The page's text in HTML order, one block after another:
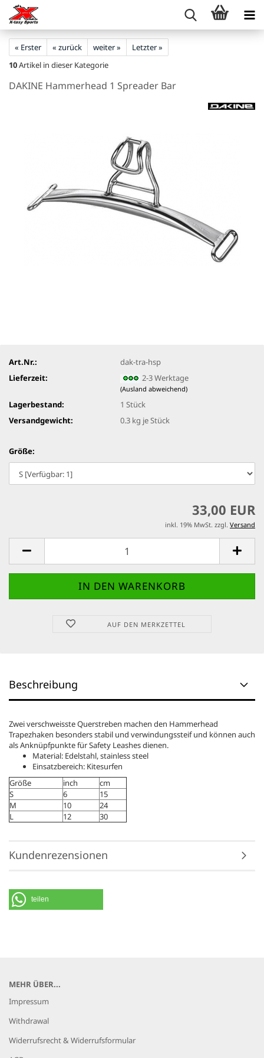
« Erster « zurück weiter »
Letzter »
10Artikel in dieser Kategorie
DAKINE Hammerhead 1 Spreader Bar
Art.Nr.:
dak-tra-hsp
Lieferzeit:
2-3 Werktage
(Ausland abweichend)
Lagerbestand: 1 Stück
Versandgewicht:
0.3 kg je Stück
Größe:
33,00 EUR
inkl. 19% MwSt. zzgl. Versand
AUF DEN MERKZETTEL
Beschreibung
Zwei verschweisste Querstreben machen den Hammerhead
Trapezhaken besonders stabil und verwindungssteif und können auch
als Anknüpfpunkte für Safety Leashes dienen.
Material: Edelstahl, stainless steel
Einsatzbereich: Kitesurfen
Größe
inch
cm
S
6
15
M
10
24
L
12 30
Kundenrezensionen
teilen
MEHR ÜBER...
Impressum
Withdrawal
Widerrufsrecht & Widerrufsformular